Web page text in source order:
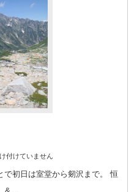
付けていません
で初日は室堂から剱沢まで。 恒